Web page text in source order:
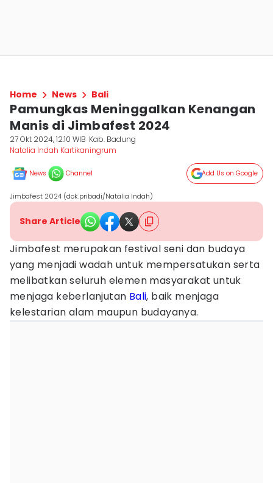
Home News Bali
Pamungkas Meninggalkan Kenangan
Manis di Jimbafest 2024
27 Okt 2024, 12:10 WIB Kab. Badung
Natalia Indah Kartikaningrum
News Channel Add Us on Google
Jimbafest 2024 (dok.pribadi/Natalia Indah)
Share Article
Jimbafest merupakan festival seni dan budaya
yang menjadi wadah untuk mempersatukan serta
melibatkan seluruh elemen masyarakat untuk
menjaga keberlanjutan Bali, baik menjaga
kelestarian alam maupun budayanya.